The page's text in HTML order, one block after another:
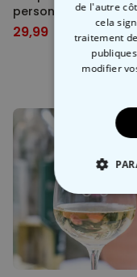
personnalisée avec
visage
29,99 CHF 39,99 CHF
de l'autre
cela
traitement
modifier